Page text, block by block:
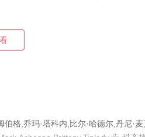
格,乔玛·塔科内,比尔·哈德尔,丹尼·